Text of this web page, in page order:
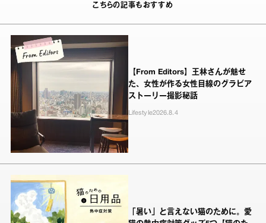
こちらの記事もおすすめ
【From Editors】王林さんが魅せ
た、女性が作る女性目線のグラビア
ストーリー撮影秘話
Lifestyle2026.8.4
「暑い」と言えない猫のために。愛